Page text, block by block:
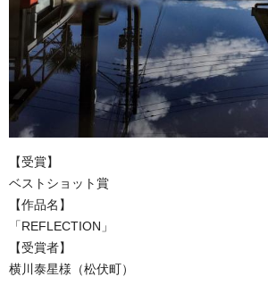
【受賞】
ベストショット賞
【作品名】
「REFLECTION」
【受賞者】
横川泰星様（松伏町）